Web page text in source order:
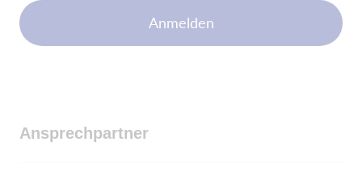
Anmelden
Ansprechpartner